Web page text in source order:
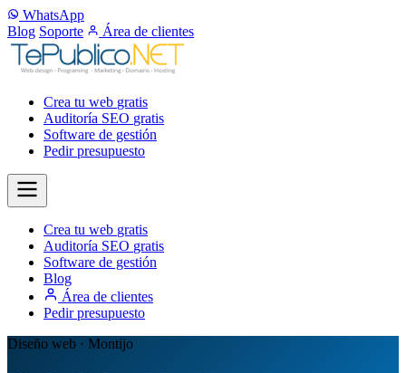
WhatsApp
Blog Soporte Área de clientes
Crea tu web gratis
Auditoría SEO gratis
Software de gestión
Pedir presupuesto
Crea tu web gratis
Auditoría SEO gratis
Software de gestión
Blog
Área de clientes
Pedir presupuesto
Diseño web · Montijo